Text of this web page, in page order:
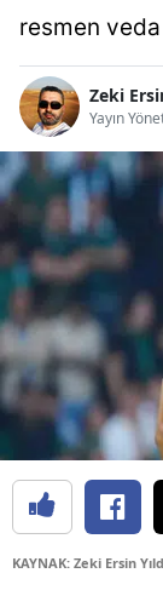
resmen
Zeki
Yayın
KAYNAK: Zeki Ersin